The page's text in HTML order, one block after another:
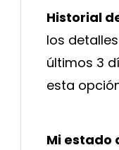
Historial
los
últimos 3
esta
Mi estado